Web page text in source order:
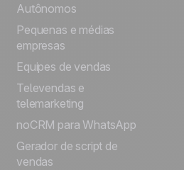
Autônomos
Pequenas e médias
empresas
Equipes de vendas
Televendas e
telemarketing
noCRM para WhatsApp
Gerador de script de
vendas